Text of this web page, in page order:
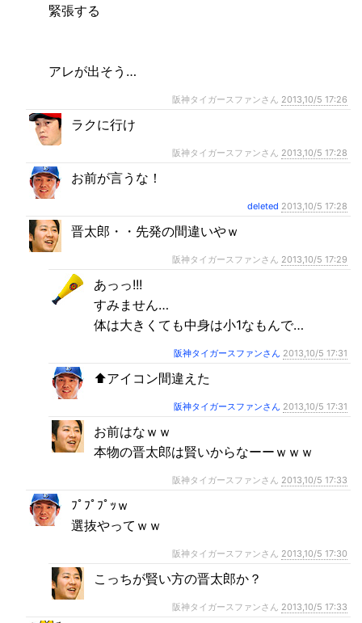
緊張する
アレが出そう…
阪神タイガースファンさん 2013,10/5 17:26
ラクに行け
阪神タイガースファンさん 2013,10/5 17:28
お前が言うな！
deleted 2013,10/5 17:28
晋太郎・・先発の間違いやｗ
阪神タイガースファンさん 2013,10/5 17:29
あっっ!!!
すみません…
体は大きくても中身は小1なもんで…
阪神タイガースファンさん 2013,10/5 17:31
⬆︎アイコン間違えた
阪神タイガースファンさん 2013,10/5 17:31
お前はなｗｗ
本物の晋太郎は賢いからなーーｗｗｗ
阪神タイガースファンさん 2013,10/5 17:33
ﾌﾟﾌﾟﾌﾟｯｗ
選抜やってｗｗ
阪神タイガースファンさん 2013,10/5 17:30
こっちが賢い方の晋太郎か？
阪神タイガースファンさん 2013,10/5 17:33